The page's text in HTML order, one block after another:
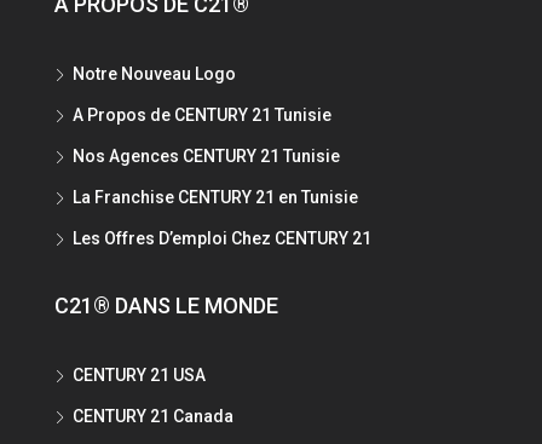
Notre Nouveau Logo
A Propos de CENTURY 21 Tunisie
Nos Agences CENTURY 21 Tunisie
La Franchise CENTURY 21 en Tunisie
Les Offres D’emploi Chez CENTURY 21
C21® DANS LE MONDE
CENTURY 21 USA
CENTURY 21 Canada